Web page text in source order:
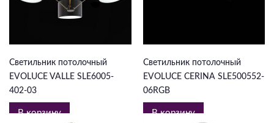
Светильник потолочный
EVOLUCE VALLE SLE6005-
402-03
В корзину
Светильник потолочный
EVOLUCE CERINA SLE500552-
06RGB
В корзину